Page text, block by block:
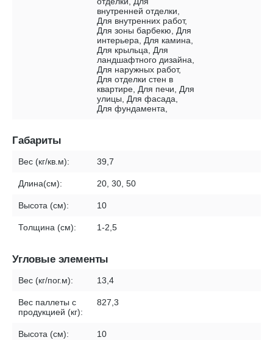
внутренней отделки,
Для внутренних работ,
Для зоны барбекю, Для
интерьера, Для камина,
Для крыльца, Для
ландшафтного дизайна,
Для наружных работ,
Для отделки стен в
квартире, Для печи, Для
улицы, Для фасада,
Для фундамента,
Габариты
Вес (кг/кв.м): 39,7
Длина(см): 20, 30, 50
Высота (см): 10
Толщина (см): 1-2,5
Угловые элементы
Вес (кг/пог.м): 13,4
Вес паллеты с
продукцией (кг):
827,3
Высота (см): 10